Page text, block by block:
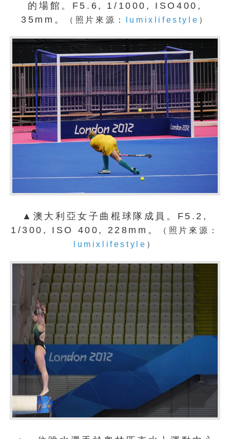
的場館。F5.6, 1/1000, ISO400,
35mm。
（照片來源： lumixlifestyle ）
▲澳大利亞女子曲棍球隊成員。F5.2,
1/300, ISO 400, 228mm。
（照片來源：
lumixlifestyle ）